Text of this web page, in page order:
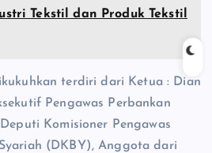
Tekstil dan Produk Tekstil
terdiri dari Ketua : Dian
Pengawas Perbankan
Komisioner Pengawas
(DKBY), Anggota dari